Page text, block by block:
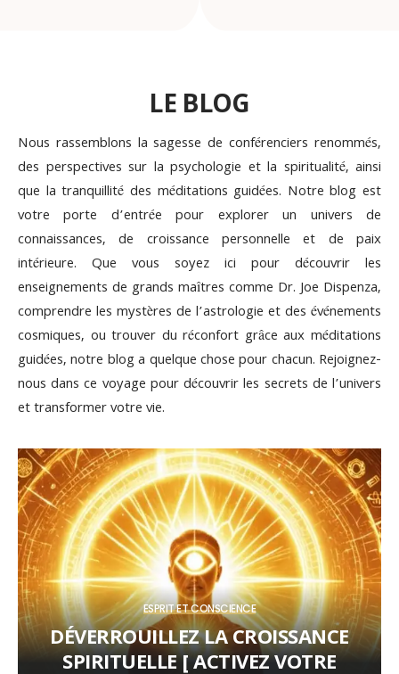
LE BLOG
Nous rassemblons la sagesse de conférenciers renommés,
des perspectives sur la psychologie et la spiritualité, ainsi
que la tranquillité des méditations guidées. Notre blog est
votre porte d’entrée pour explorer un univers de
connaissances, de croissance personnelle et de paix
intérieure. Que vous soyez ici pour découvrir les
enseignements de grands maîtres comme Dr. Joe Dispenza,
comprendre les mystères de l’astrologie et des événements
cosmiques, ou trouver du réconfort grâce aux méditations
guidées, notre blog a quelque chose pour chacun. Rejoignez-
nous dans ce voyage pour découvrir les secrets de l’univers
et transformer votre vie.
ESPRIT ET CONSCIENCE
DÉVERROUILLEZ LA CROISSANCE
SPIRITUELLE [ ACTIVEZ VOTRE